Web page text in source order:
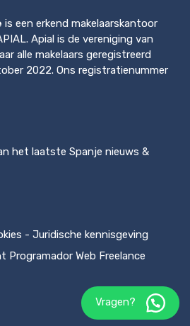
Vragen?
is een erkend makelaarskantoor
Apial is de vereniging van
alle makelaars geregistreerd
2022. Ons registratienummer
het laatste Spanje nieuws &
- Juridische kennisgeving
Programador Web Freelance